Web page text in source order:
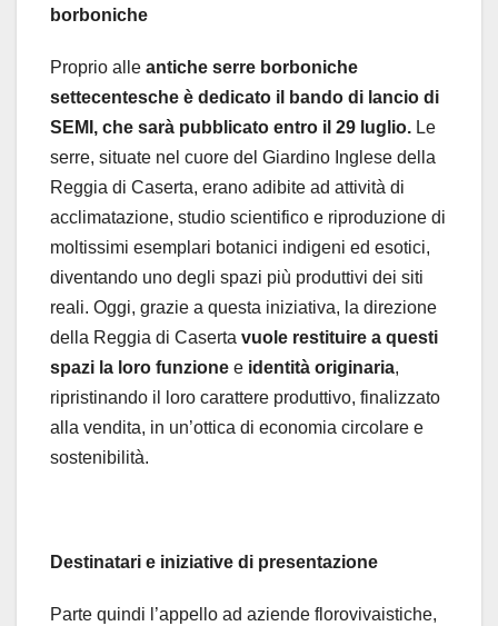
borboniche
Proprio alle antiche serre borboniche
settecentesche è dedicato il bando di lancio di
SEMI, che sarà pubblicato entro il 29 luglio. Le
serre, situate nel cuore del Giardino Inglese della
Reggia di Caserta, erano adibite ad attività di
acclimatazione, studio scientifico e riproduzione di
moltissimi esemplari botanici indigeni ed esotici,
diventando uno degli spazi più produttivi dei siti
reali. Oggi, grazie a questa iniziativa, la direzione
della Reggia di Caserta vuole restituire a questi
spazi la loro funzione e identità originaria,
ripristinando il loro carattere produttivo, finalizzato
alla vendita, in un’ottica di economia circolare e
sostenibilità.
Destinatari e iniziative di presentazione
Parte quindi l’appello ad aziende florovivaistiche,